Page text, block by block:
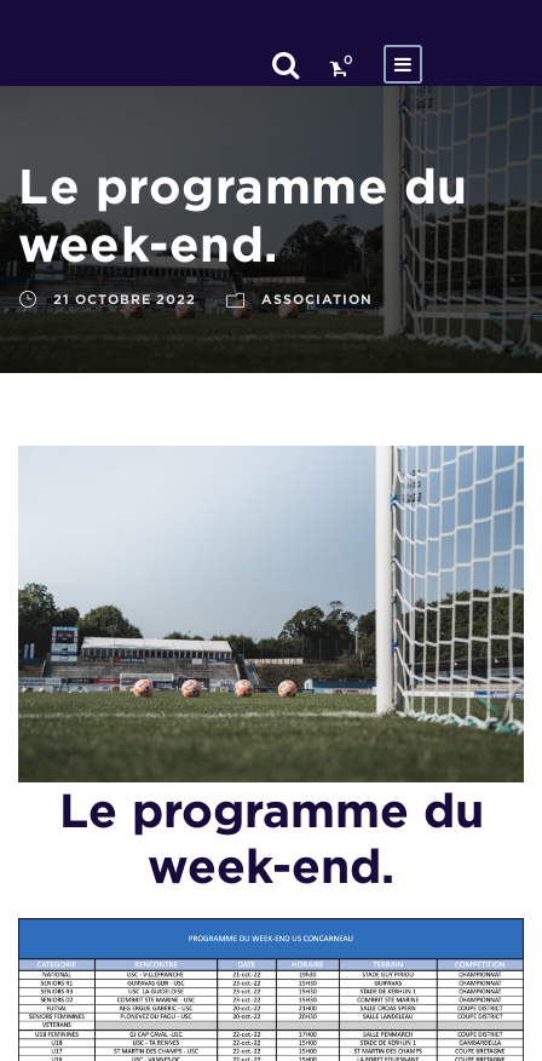
0
Le programme du
week-end.
21 OCTOBRE 2022 ASSOCIATION
Le programme du
week-end.